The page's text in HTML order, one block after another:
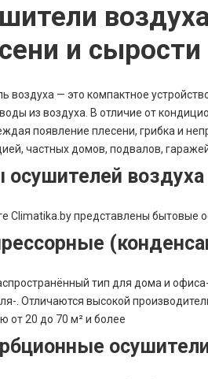
и сырости
воздуха — это компактное
из воздуха. В отличие от
появление плесени, грибка и
частных домов, подвалов,
осушителей воздуха
Climatika.by представлены бытовые
тип для дома и
. Отличаются высокой
от 20 до 70 м² и более